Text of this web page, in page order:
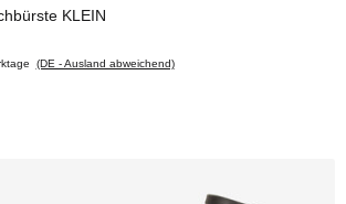
KLEIN
(DE - Ausland abweichend)